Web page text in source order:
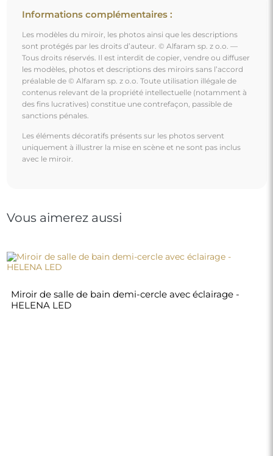
Informations complémentaires :
Les modèles du miroir, les photos ainsi que les descriptions
sont protégés par les droits d’auteur. © Alfaram sp. z o.o. —
Tous droits réservés. Il est interdit de copier, vendre ou diffuser
les modèles, photos et descriptions des miroirs sans l’accord
préalable de © Alfaram sp. z o.o. Toute utilisation illégale de
contenus relevant de la propriété intellectuelle (notamment à
des fins lucratives) constitue une contrefaçon, passible de
sanctions pénales.
Les éléments décoratifs présents sur les photos servent
uniquement à illustrer la mise en scène et ne sont pas inclus
avec le miroir.
Vous aimerez aussi
Miroir de salle de bain demi-cercle avec éclairage -
HELENA LED